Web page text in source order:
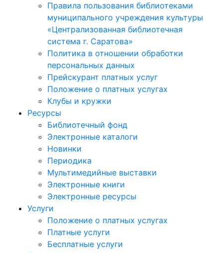
Правила пользования библиотеками
муниципального учреждения культуры
«Централизованная библиотечная
система г. Саратова»
Политика в отношении обработки
персональных данных
Прейскурант платных услуг
Положение о платных услугах
Клубы и кружки
Ресурсы
Библиотечный фонд
Электронные каталоги
Новинки
Периодика
Мультимедийные выставки
Электронные книги
Электронные ресурсы
Услуги
Положение о платных услугах
Платные услуги
Бесплатные услуги